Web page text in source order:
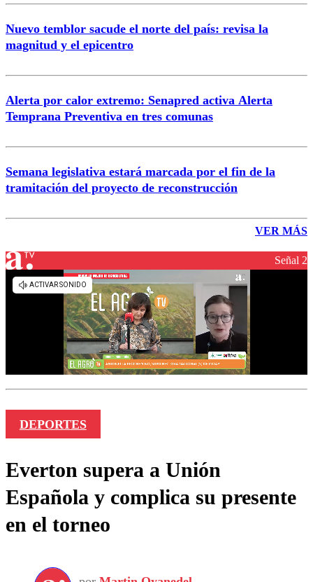
Nuevo temblor sacude el norte del país: revisa la
magnitud y el epicentro
Alerta por calor extremo: Senapred activa Alerta
Temprana Preventiva en tres comunas
Semana legislativa estará marcada por el fin de la
tramitación del proyecto de reconstrucción
VER MÁS
Señal 2
DEPORTES
Everton supera a Unión
Española y complica su presente
en el torneo